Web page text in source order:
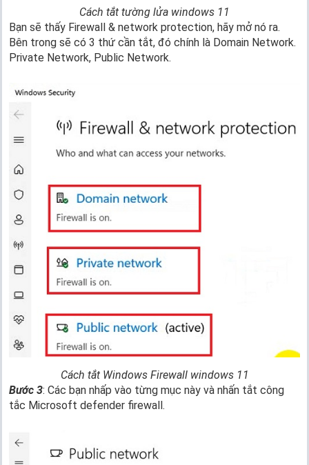
Cách tắt tường lửa windows 11
Bạn sẽ thấy Firewall & network protection, hãy mở nó ra.
Bên trong sẽ có 3 thứ cần tắt, đó chính là Domain Network.
Private Network, Public Network.
Cách tắt Windows Firewall windows 11
Bước 3: Các bạn nhấp vào từng mục này và nhấn tắt công
tắc Microsoft defender firewall.